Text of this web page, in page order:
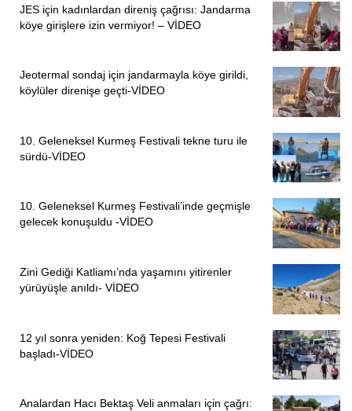
JES için kadınlardan direniş çağrısı: Jandarma
köye girişlere izin vermiyor! – VİDEO
Jeotermal sondaj için jandarmayla köye girildi,
köylüler direnişe geçti-VİDEO
10. Geleneksel Kurmeş Festivali tekne turu ile
sürdü-VİDEO
10. Geleneksel Kurmeş Festivali’inde geçmişle
gelecek konuşuldu -VİDEO
Zini Gediği Katliamı’nda yaşamını yitirenler
yürüyüşle anıldı- VİDEO
12 yıl sonra yeniden: Koğ Tepesi Festivali
başladı-VİDEO
Analardan Hacı Bektaş Veli anmaları için çağrı: